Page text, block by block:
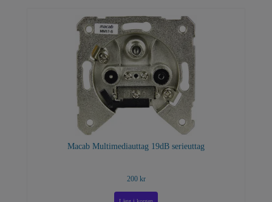
Macab Multimediauttag 19dB serieuttag
200 kr